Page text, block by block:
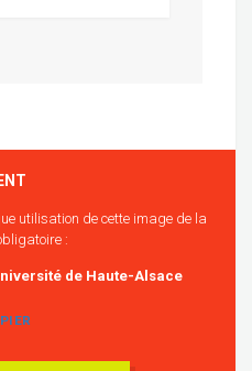
utilisation de cette image de la
:
de Haute-Alsace